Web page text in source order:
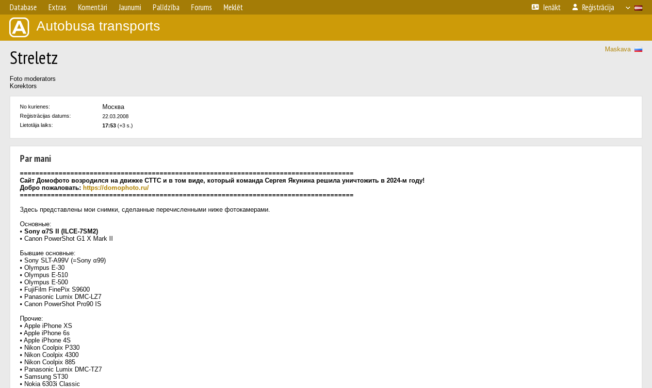
Database Extras Komentāri Jaunumi Palīdzība Forums Meklēt Ienākt Reģistrācija
Autobusa transports
Maskava
Streletz
Foto moderators
Korektors
No kurienes: Москва
Reģistrācijas datums:
22.03.2008
Lietotāja laiks:
17:53 (+3 s.)
Par mani
======================================================================================
Сайт Домофото возродился на движке СТТС и в том виде, который команда Сергея Якунина решила уничтожить в 2024-м году!
Добро пожаловать: https://domophoto.ru/
======================================================================================
Здесь представлены мои снимки, сделанные перечисленными ниже фотокамерами.
Основные:
• Sony α7S II (ILCE-7SM2)
• Canon PowerShot G1 X Mark II
Бывшие основные:
• Sony SLT-A99V (=Sony α99)
• Olympus E-30
• Olympus E-510
• Olympus E-500
• FujiFilm FinePix S9600
• Panasonic Lumix DMC-LZ7
• Canon PowerShot Pro90 IS
Прочие:
• Apple iPhone XS
• Apple iPhone 6s
• Apple iPhone 4S
• Nikon Coolpix P330
• Nikon Coolpix 4300
• Nikon Coolpix 885
• Panasonic Lumix DMC-TZ7
• Samsung ST30
• Nokia 6303i Classic